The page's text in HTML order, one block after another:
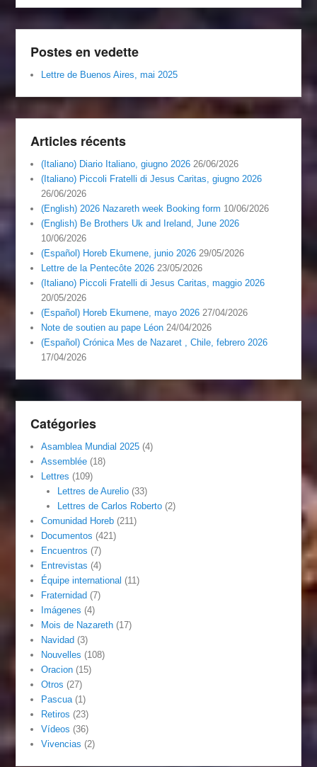
Postes en vedette
Lettre de Buenos Aires, mai 2025
Articles récents
(Italiano) Diario Italiano, giugno 2026 26/06/2026
(Italiano) Piccoli Fratelli di Jesus Caritas, giugno 2026
26/06/2026
(English) 2026 Nazareth week Booking form 10/06/2026
(English) Be Brothers Uk and Ireland, June 2026
10/06/2026
(Español) Horeb Ekumene, junio 2026 29/05/2026
Lettre de la Pentecôte 2026 23/05/2026
(Italiano) Piccoli Fratelli di Jesus Caritas, maggio 2026
20/05/2026
(Español) Horeb Ekumene, mayo 2026 27/04/2026
Note de soutien au pape Léon 24/04/2026
(Español) Crónica Mes de Nazaret , Chile, febrero 2026
17/04/2026
Catégories
Asamblea Mundial 2025 (4)
Assemblée (18)
Lettres (109)
Lettres de Aurelio(33)
Lettres de Carlos Roberto(2)
Comunidad Horeb (211)
Documentos (421)
Encuentros (7)
Entrevistas (4)
Équipe international (11)
Fraternidad (7)
Imágenes (4)
Mois de Nazareth (17)
Navidad (3)
Nouvelles (108)
Oracion (15)
Otros (27)
Pascua (1)
Retiros (23)
Vídeos (36)
Vivencias (2)